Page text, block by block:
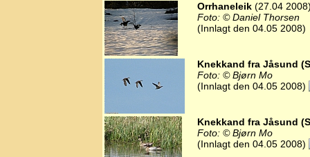
Orrhaneleik (27.04
Foto: © Daniel Thorsen
(Innlagt den 04.05 2008)
Knekkand fra Jåsund
Foto: © Bjørn Mo
(Innlagt den 04.05 2008)
Knekkand fra Jåsund
Foto: © Bjørn Mo
(Innlagt den 04.05 2008)